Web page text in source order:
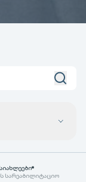
სარეაბილიტაციო